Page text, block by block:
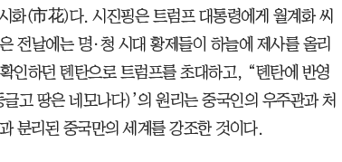
화(市花)다. 시진핑은 트럼프 대통령에게 월계화 씨
전날에는 명·청 시대 황제들이 하늘에 제사를 올리
인하던 톈탄으로 트럼프를 초대하고, “톈탄에 반영
고 땅은 네모나다)’의 원리는 중국인의 우주관과 처
분리된 중국만의 세계를 강조한 것이다.